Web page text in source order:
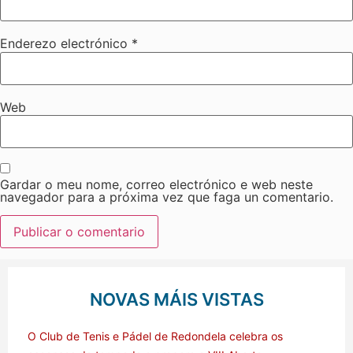
Enderezo electrónico *
Web
Gardar o meu nome, correo electrónico e web neste
navegador para a próxima vez que faga un comentario.
NOVAS MÁIS VISTAS
O Club de Tenis e Pádel de Redondela celebra os